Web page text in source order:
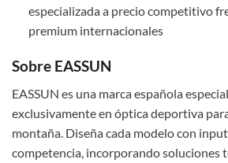
especializada a precio competitivo
premium internacionales
Sobre EASSUN
EASSUN es una marca española
exclusivamente en óptica deportiva
montaña. Diseña cada modelo con
competencia, incorporando soluciones